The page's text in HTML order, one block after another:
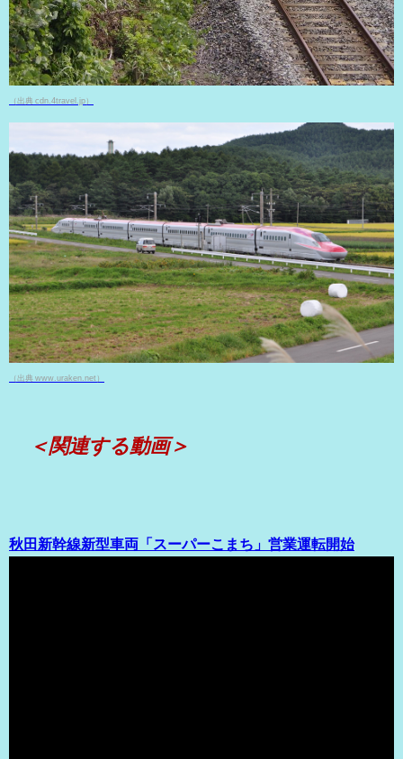
（出典 cdn.4travel.jp）
（出典 www.uraken.net）
＜関連する動画＞
秋田新幹線新型車両「スーパーこまち」営業運転開始